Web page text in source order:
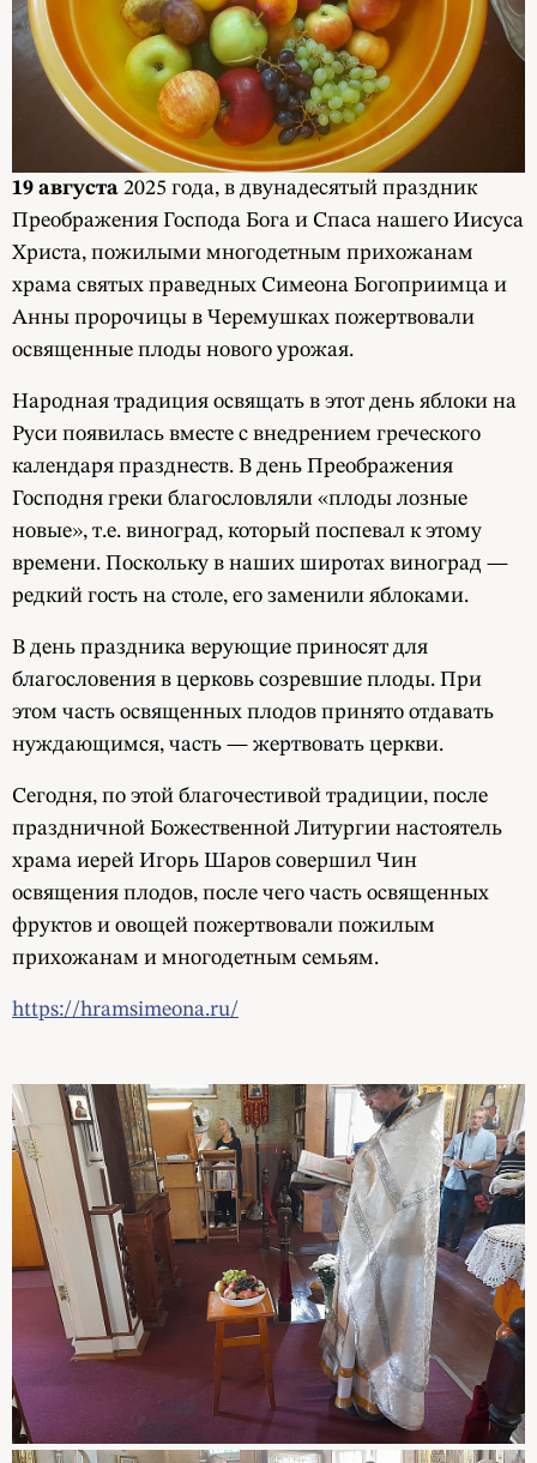
19 августа 2025 года, в двунадесятый праздник
Преображения Господа Бога и Спаса нашего Иисуса
Христа, пожилыми многодетным прихожанам
храма святых праведных Симеона Богоприимца и
Анны пророчицы в Черемушках пожертвовали
освященные плоды нового урожая.
Народная традиция освящать в этот день яблоки на
Руси появилась вместе с внедрением греческого
календаря празднеств. В день Преображения
Господня греки благословляли «плоды лозные
новые», т.е. виноград, который поспевал к этому
времени. Поскольку в наших широтах виноград —
редкий гость на столе, его заменили яблоками.
В день праздника верующие приносят для
благословения в церковь созревшие плоды. При
этом часть освященных плодов принято отдавать
нуждающимся, часть — жертвовать церкви.
Сегодня, по этой благочестивой традиции, после
праздничной Божественной Литургии настоятель
храма иерей Игорь Шаров совершил Чин
освящения плодов, после чего часть освященных
фруктов и овощей пожертвовали пожилым
прихожанам и многодетным семьям.
https://hramsimeona.ru/